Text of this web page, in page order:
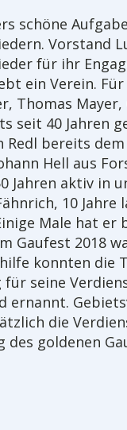
schöne
Vorstand
für ihr
ein Verein.
Thomas
seit 40 Jahren
Redl bereits
Hell aus
Jahren aktiv in
10
Male hat er
Gaufest 2018
konnten die
für seine
ernannt.
die
des goldenen